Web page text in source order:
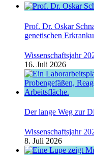
Prof. Dr. Oskar
genetischen
Wissenschaftsjahr
16. Juli 2026
Der lange Weg zur
Wissenschaftsjahr
8. Juli 2026